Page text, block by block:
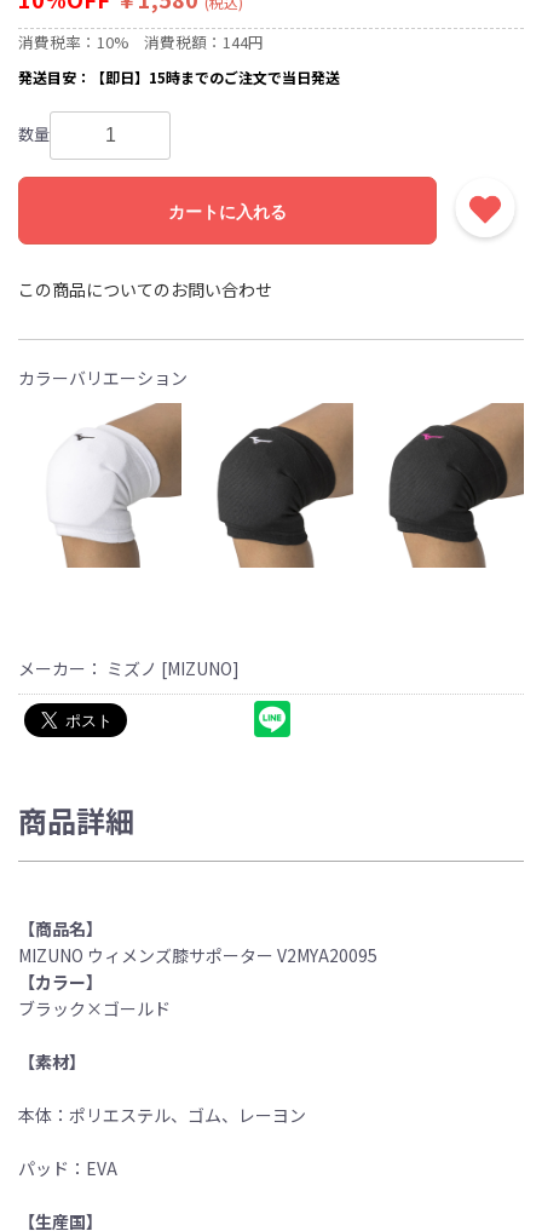
消費税率：10% 消費税額：144円
発送目安：【即日】15時までのご注文で当日発送
数量
カートに入れる
この商品についてのお問い合わせ
カラーバリエーション
メーカー： ミズノ [MIZUNO]
商品詳細
【商品名】
MIZUNO ウィメンズ膝サポーター V2MYA20095
【カラー】
ブラック×ゴールド
【素材】
本体：ポリエステル、ゴム、レーヨン
パッド：EVA
【生産国】